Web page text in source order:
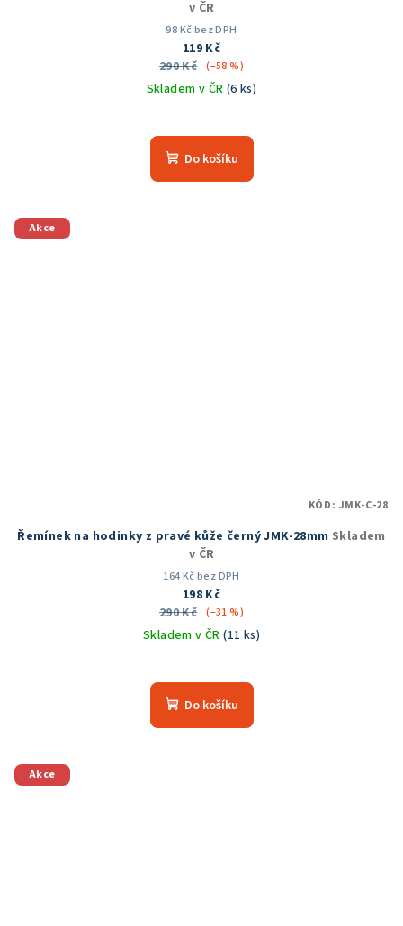
v ČR
98 Kč bez DPH
119 Kč
290 Kč (–58 %)
Skladem v ČR (6 ks)
Do košíku
Akce
Řemínek na hodinky z pravé kůže černý JMK-28mm Skladem
v ČR
164 Kč bez DPH
198 Kč
290 Kč (–31 %)
Skladem v ČR(11 ks)
Do košíku
KÓD: JMK-C-28
Akce